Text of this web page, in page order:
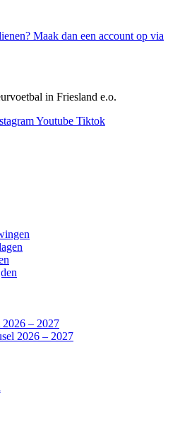
Maak dan een account op via
in Friesland e.o.
Youtube Tiktok
2026 – 2027
2026 – 2027